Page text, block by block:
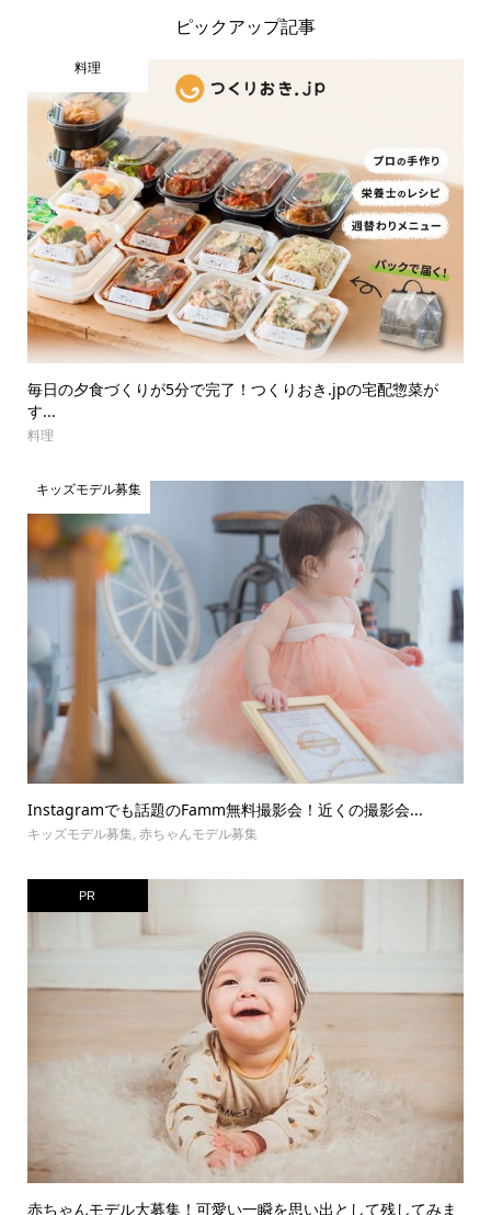
ピックアップ記事
料理
毎日の夕食づくりが5分で完了！つくりおき.jpの宅配惣菜が
す...
料理
キッズモデル募集
Instagramでも話題のFamm無料撮影会！近くの撮影会...
キッズモデル募集, 赤ちゃんモデル募集
PR
赤ちゃんモデル大募集！可愛い一瞬を思い出として残してみま